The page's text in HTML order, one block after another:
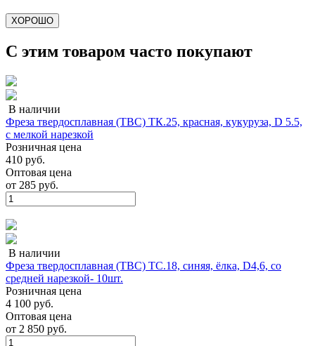
ХОРОШО
С этим товаром часто покупают
В наличии
Фреза твердосплавная (ТВС) ТК.25, красная, кукуруза, D 5.5,
с мелкой нарезкой
Розничная цена
410 руб.
Оптовая цена
от 285 руб.
В наличии
Фреза твердосплавная (ТВС) ТС.18, синяя, ёлка, D4,6, со
средней нарезкой- 10шт.
Розничная цена
4 100 руб.
Оптовая цена
от 2 850 руб.